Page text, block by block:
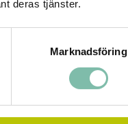
deras tjänster.
Marknadsföring